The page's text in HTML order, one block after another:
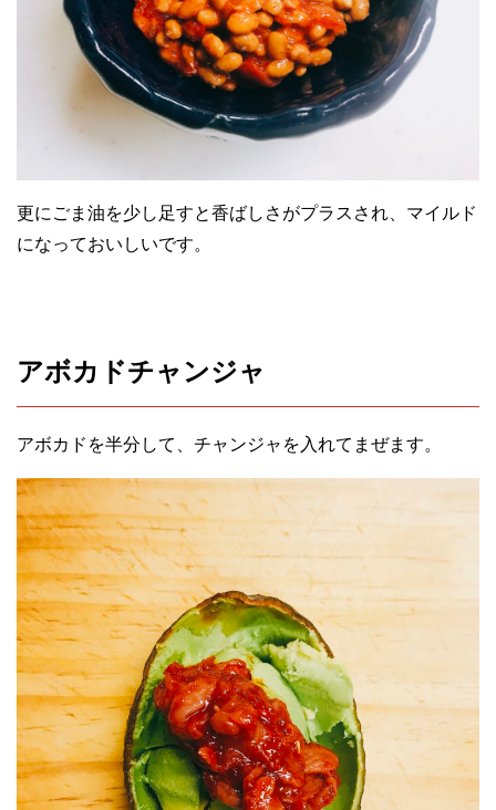
更にごま油を少し足すと香ばしさがプラスされ、マイルド
になっておいしいです。
アボカドチャンジャ
アボカドを半分して、チャンジャを入れてまぜます。